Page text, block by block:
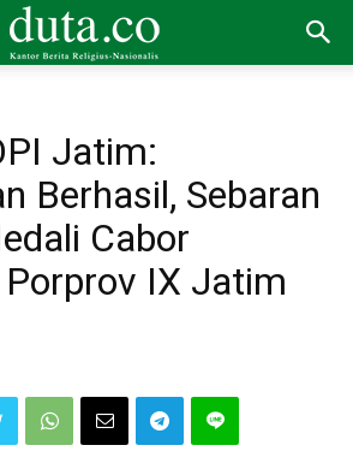
Jatim:
Berhasil, Sebaran
Cabor
IX Jatim